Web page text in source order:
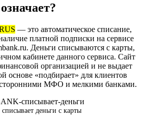
— это автоматическое списание,
платной подписки на сервисе
Деньги списываются с карты,
кабинете данного сервиса. Сайт
организацией и не выдает
основе «подбирает» для клиентов
МФО и мелкими банками.
деньги с карты